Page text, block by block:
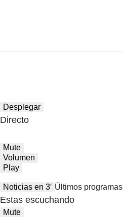
Desplegar
Directo
Mute
Volumen
Play
Noticias en 3′ Últimos programas
Estas escuchando
Mute